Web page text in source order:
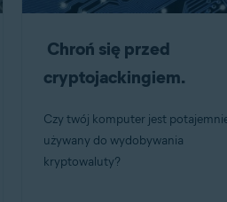
Chroń się przed
cryptojackingiem.
Czy twój komputer jest
używany do wydobywania
kryptowaluty?